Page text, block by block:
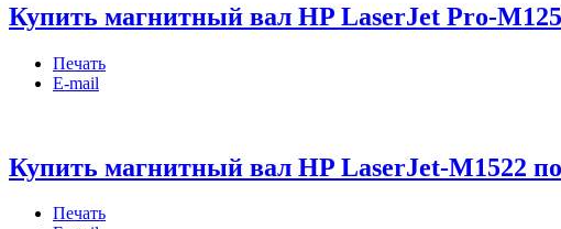
Купить магнитный вал HP LaserJet Pro-
Печать
E-mail
Купить магнитный вал HP LaserJet-M1522
Печать